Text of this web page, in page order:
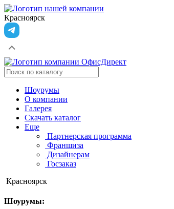
Красноярск
Шоурумы
О компании
Галерея
Скачать каталог
Еще
Партнерская программа
Франшиза
Дизайнерам
Госзаказ
Красноярск
Шоурумы: